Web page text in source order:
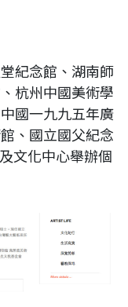
紀念館、湖南師
杭州中國美術學
國一九九五年廣
、國立國父紀念
文化中心舉辦個